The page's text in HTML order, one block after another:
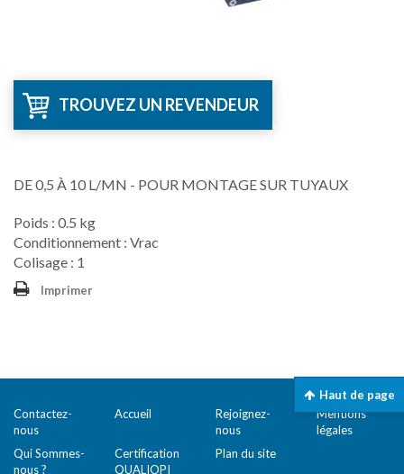
TROUVEZ UN REVENDEUR
DE 0,5 À 10 L/MN - POUR MONTAGE SUR TUYAUX
Poids : 0.5 kg
Conditionnement : Vrac
Colisage : 1
Imprimer
Contactez-
nous
Accueil
Rejoignez-
nous
Mentions
légales
Qui Sommes-
nous ?
Certification
QUALIOPI
Plan du site
Haut de page